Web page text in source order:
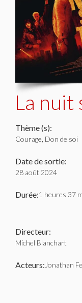
La nuit
Thème (s):
Courage, Don de soi
Date de sortie:
28 août 2024
Durée:1 heures 37
Directeur:
Michel Blanchart
Acteurs: Jonathan